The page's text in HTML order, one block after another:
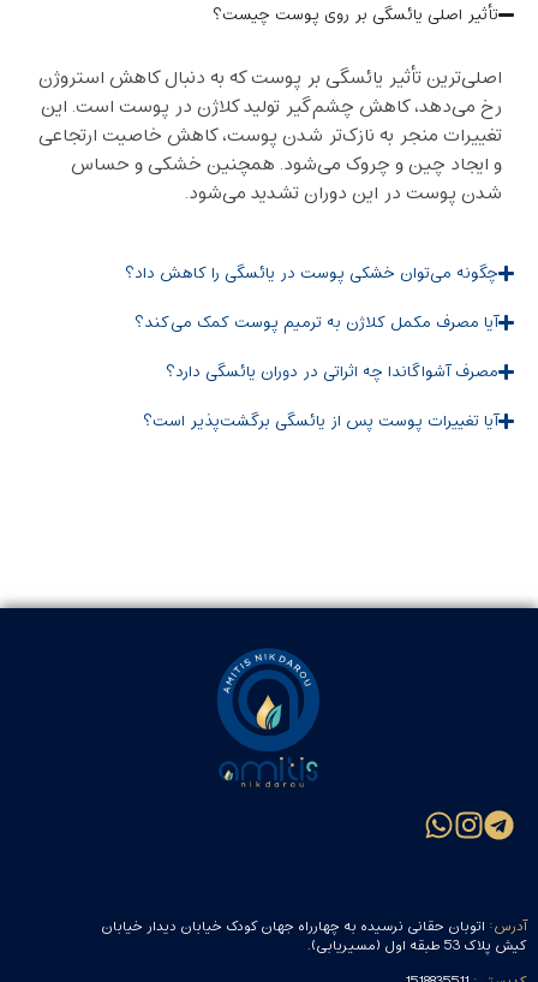
تأثیر اصلی یائسگی بر روی پوست چیست؟
اصلی‌ترین تأثیر یائسگی بر پوست که به دنبال کاهش استروژن
رخ می‌دهد، کاهش چشم‌گیر تولید کلاژن در پوست است. این
تغییرات منجر به نازک‌تر شدن پوست، کاهش خاصیت ارتجاعی
و ایجاد چین و چروک می‌شود. همچنین خشکی و حساس
شدن پوست در این دوران تشدید می‌شود.
چگونه می‌توان خشکی پوست در یائسگی را کاهش داد؟
آیا مصرف مکمل کلاژن به ترمیم پوست کمک می‌کند؟
مصرف آشواگاندا چه اثراتی در دوران یائسگی دارد؟
آیا تغییرات پوست پس از یائسگی برگشت‌پذیر است؟
آدرس: اتوبان حقانی نرسیده به چهارراه جهان کودک خیابان دیدار خیابان
کیش پلاک 53 طبقه اول (مسیریابی).